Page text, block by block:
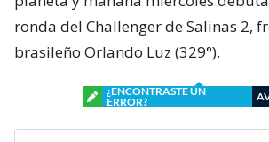
ronda del Challenger de Salinas 2,
brasileño Orlando Luz (329°).
¿ENCONTRASTE UN
ERROR?